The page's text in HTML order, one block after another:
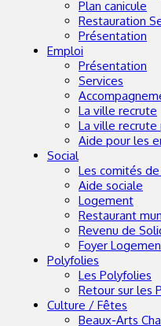
Plan canicule
Restauration
Présentation
Emploi
Présentation
Services
La ville recrute
La ville recrute
Aide pour les
Social
Les comités
Aide sociale
Logement
Restaurant
Revenu de
Foyer
Polyfolies
Les Polyfolies
Retour sur les
Culture / Fêtes
Beaux-Arts